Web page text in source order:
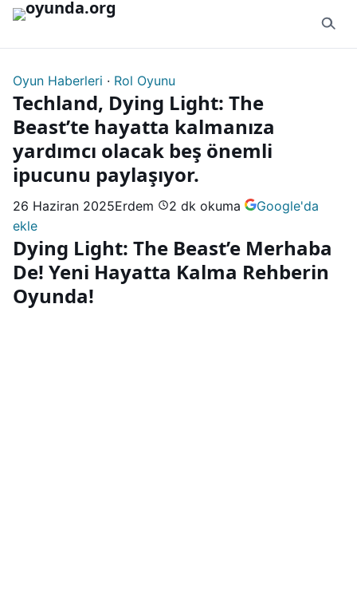
İçeriğe geç
Oyun Haberleri · Rol Oyunu
Techland, Dying Light: The
Beast’te hayatta kalmanıza
yardımcı olacak beş önemli
ipucunu paylaşıyor.
26 Haziran 2025Erdem 2 dk okuma
Google'da
ekle
Dying Light: The Beast’e Merhaba
De! Yeni Hayatta Kalma Rehberin
Oyunda!